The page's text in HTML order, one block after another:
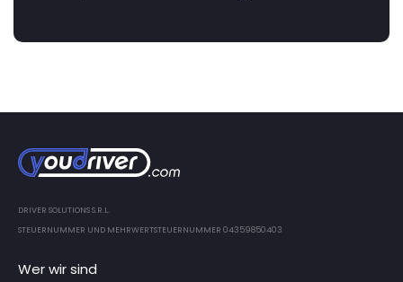
DRIVER SOLUTIONS S.R.L.
STEUERNUMMER UND MEHRWERTSTEUERNUMMER 04359850403
Wer wir sind